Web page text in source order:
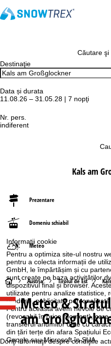
Informaţii cookie
Pentru a optimiza site-ul nostru
pentru a colecta informații de
GmbH, le împărtășim și cu
sunt create pe baza activităților
dispozitivul final și browser.
utilizate pentru analize statistice,
produse, publicitate
Pentru aceasta avem nevoie de
(revocabil în orice moment), care
transferul anumitor date cu
din țări terțe din afara Spațiului
Google sau Microsoft în SUA.
Căutare
Destinaţie
Data și durata
11.08.26 – 31.05.28 | 7 nopţi
Nr. pers.
indiferent
Kals am
Prezentare
Domeniu schiabil
Meteo
A
c
a
s
Austria Tirolul de Est
Meteo &
am
Doriţi informaţii despre condiţiile